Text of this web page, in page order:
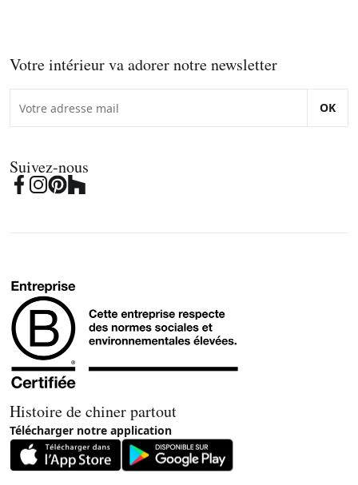
Votre intérieur va adorer notre newsletter
OK
Suivez-nous
Histoire de chiner partout
Télécharger notre application